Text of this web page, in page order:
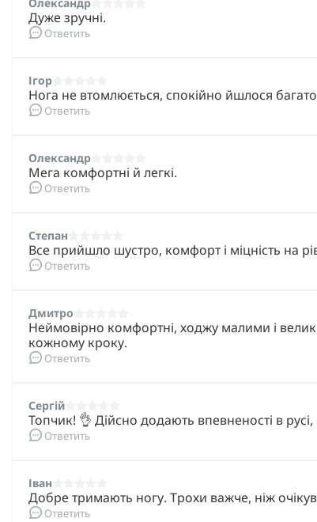
Дуже зручні.
Ответить
Ігор
Нога не втомлюється, спокійно йшлося
Ответить
Олександр
Мега комфортні й легкі.
Ответить
Степан
Все прийшло шустро, комфорт і міцність на
Ответить
Дмитро
Неймовірно комфортні, ходжу малими і
кожному кроку.
Ответить
Сергій
Топчик! 👌 Дійсно додають впевненості в
Ответить
Іван
Добре тримають ногу. Трохи важче, ніж
Ответить